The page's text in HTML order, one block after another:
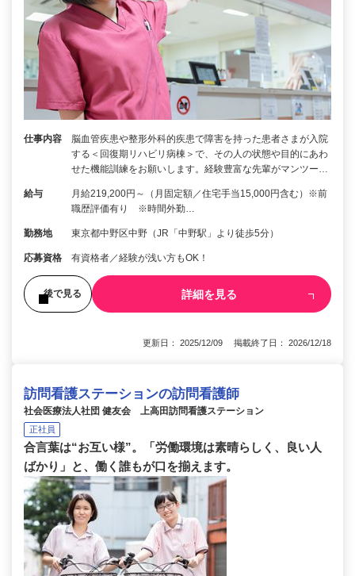
仕事内容
脳⾎管疾患や整形外科的疾患で障害を持った患者さまが入院
する＜回復期リハビリ病棟＞で、その人の状態や目的にあわ
せた機能訓練をお願いします。経験豊富な先輩がマンツー…
給与
月給219,200円～（月固定額／住宅手当15,000円含む）※前
職歴評価有り ※時間外勤…
勤務地 東京都中野区中野（JR「中野駅」より徒歩5分）
応募資格 有資格者／経験が浅い方もOK！
後で見る 詳細を見る
更新日： 2025/12/09 掲載終了日： 2026/12/18
訪問看護ステーションの訪問看護師
社会医療法人社団 健友会 上高田訪問看護ステーション
正社員
合言葉は“お互い様”。「労働環境は素晴らしく、良い人
ばかり」と、働く誰もが口を揃えます。